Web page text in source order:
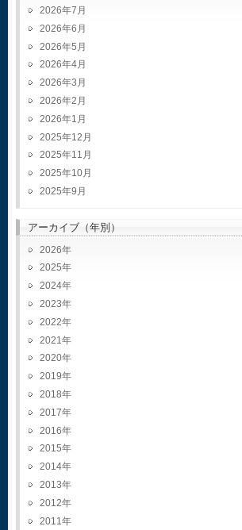
2026年7月
2026年6月
2026年5月
2026年4月
2026年3月
2026年2月
2026年1月
2025年12月
2025年11月
2025年10月
2025年9月
アーカイブ（年別）
2026
2025
2024
2023
2022
2021
2020
2019
2018
2017
2016
2015
2014
2013
2012
2011